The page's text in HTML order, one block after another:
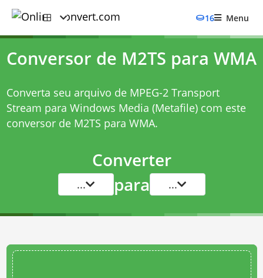
16 Menu
Conversor de M2TS para WMA
Converta seu arquivo de MPEG-2 Transport
Stream para Windows Media (Metafile) com este
conversor de M2TS para WMA.
Converter
... para ...